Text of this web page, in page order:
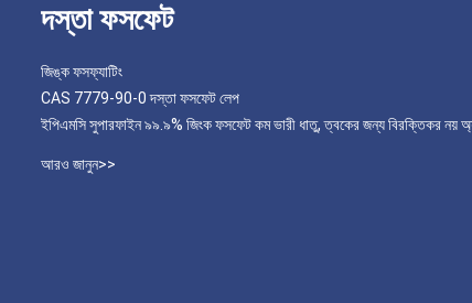
দস্তা ফসফেট
জিঙ্ক ফসফ্যাটিং
CAS 7779-90-0 দস্তা ফসফেট লেপ
ইপিএমসি সুপারফাইন ৯৯.৯% জিংক ফসফেট কম ভারী ধাতু, ত্বকের জন্য বিরক্তিকর নয়
আরও জানুন>>